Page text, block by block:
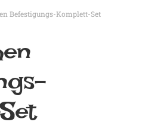
Befestigungs-Komplett-Set